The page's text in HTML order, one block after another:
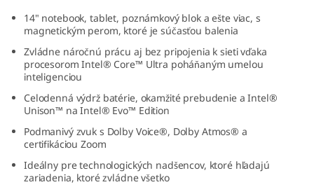
1
e
n
9
14" notebook, tablet, poznámkový blok a ešte viac, s
magnetickým perom, ktoré je súčasťou balenia
Zvládne náročnú prácu aj bez pripojenia k sieti vďaka
procesorom Intel® Core™ Ultra poháňaným umelou
inteligenciou
Celodenná výdrž batérie, okamžité prebudenie a Intel®
Unison™ na Intel® Evo™ Edition
Podmanivý zvuk s Dolby Voice®, Dolby Atmos® a
certifikáciou Zoom
Ideálny pre technologických nadšencov, ktoré hľadajú
zariadenia, ktoré zvládne všetko